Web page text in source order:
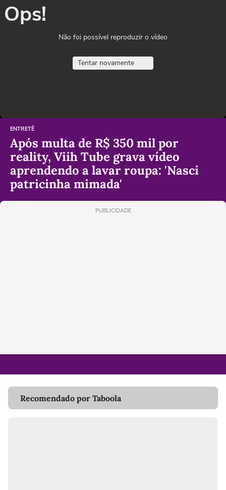
Ops!
Não foi possível reproduzir o vídeo
Tentar novamente
ENTRETÊ
Após multa de R$ 350 mil por
reality, Viih Tube grava vídeo
aprendendo a lavar roupa: 'Nasci
patricinha mimada'
PUBLICIDADE
Recomendado por Taboola